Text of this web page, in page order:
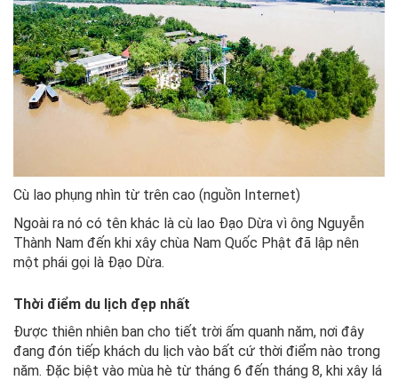
Cù lao phụng nhìn từ trên cao (nguồn Internet)
Ngoài ra nó có tên khác là cù lao Đạo Dừa vì ông Nguyễn
Thành Nam đến khi xây chùa Nam Quốc Phật đã lập nên
một phái gọi là Đạo Dừa.
Thời điểm du lịch đẹp nhất
Được thiên nhiên ban cho tiết trời ấm quanh năm, nơi đây
đang đón tiếp khách du lịch vào bất cứ thời điểm nào trong
năm. Đặc biệt vào mùa hè từ tháng 6 đến tháng 8, khi xây lá